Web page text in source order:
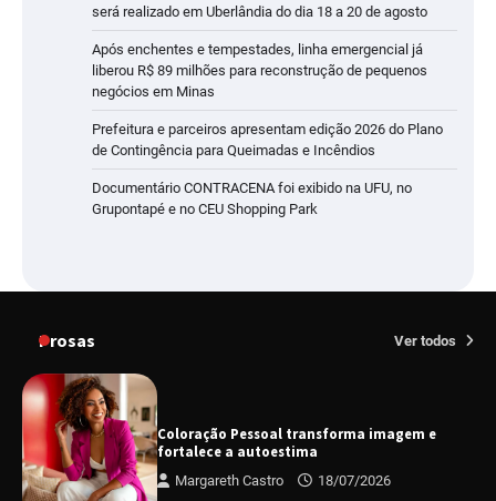
será realizado em Uberlândia do dia 18 a 20 de agosto
Após enchentes e tempestades, linha emergencial já
liberou R$ 89 milhões para reconstrução de pequenos
negócios em Minas
Prefeitura e parceiros apresentam edição 2026 do Plano
de Contingência para Queimadas e Incêndios
Documentário CONTRACENA foi exibido na UFU, no
Grupontapé e no CEU Shopping Park
Prosas Ver todos
Coloração Pessoal transforma imagem e
fortalece a autoestima
Margareth Castro 18/07/2026